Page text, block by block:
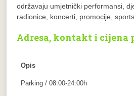
održavaju umjetnički performansi,
radionice, koncerti, promocije,
Adresa, kontakt i cijena
Opis
Parking / 08:00-24:00h